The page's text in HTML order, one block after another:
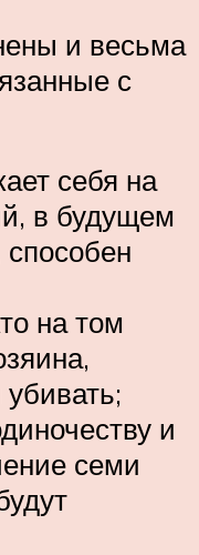
и весьма
с
себя на
в будущем
на том
и
семи